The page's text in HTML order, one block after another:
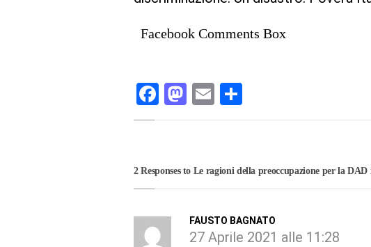
Facebook Comments Box
Facebook
Mastodon
Email
2 Responses to Le ragioni della preoccupazione per la
FAUSTO BAGNATO
27 Aprile 2021 alle 11:28